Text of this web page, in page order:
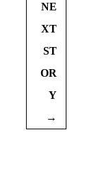
NE
XT
ST
OR
Y
→